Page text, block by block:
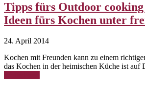
Tipps fürs Outdoor
Ideen fürs Kochen unter
24. April 2014
Kochen mit Freunden kann zu einem
das Kochen in der heimischen Küche ist